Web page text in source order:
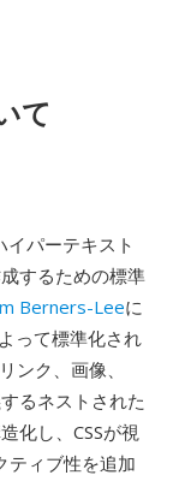
て
パーテキスト
するための標準
Berners-Leeに
って標準化され
ンク、画像、
るネストされた
化し、CSSが視
ティブ性を追加